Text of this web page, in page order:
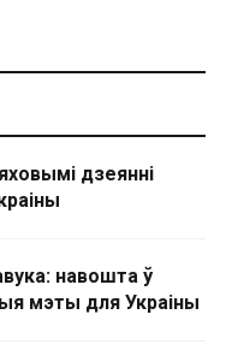
дзеянні
навошта ў
мэты для Украіны